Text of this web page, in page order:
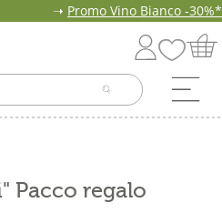
➝ Promo Vino Bianco -30%*
Pacco regalo